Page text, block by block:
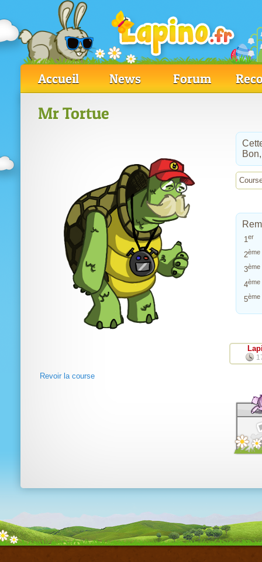
Accueil News Forum
Mr Tortue
1er
2ème
3ème
4ème
5ème
Revoir la course